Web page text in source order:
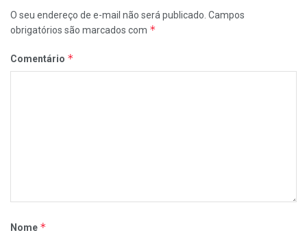
O seu endereço de e-mail não será publicado. Campos
obrigatórios são marcados com *
Comentário *
Nome *